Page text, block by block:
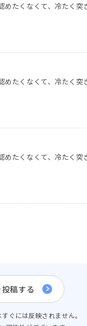
めたくなくて、冷たく突
めたくなくて、冷たく突
めたくなくて、冷たく突
稿する
ぐには反映されません。